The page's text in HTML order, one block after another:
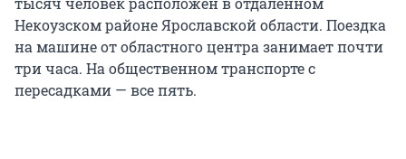
Некоузском районе Ярославской области. Поездка
на машине от областного центра занимает почти
три часа. На общественном транспорте с
пересадками — все пять.